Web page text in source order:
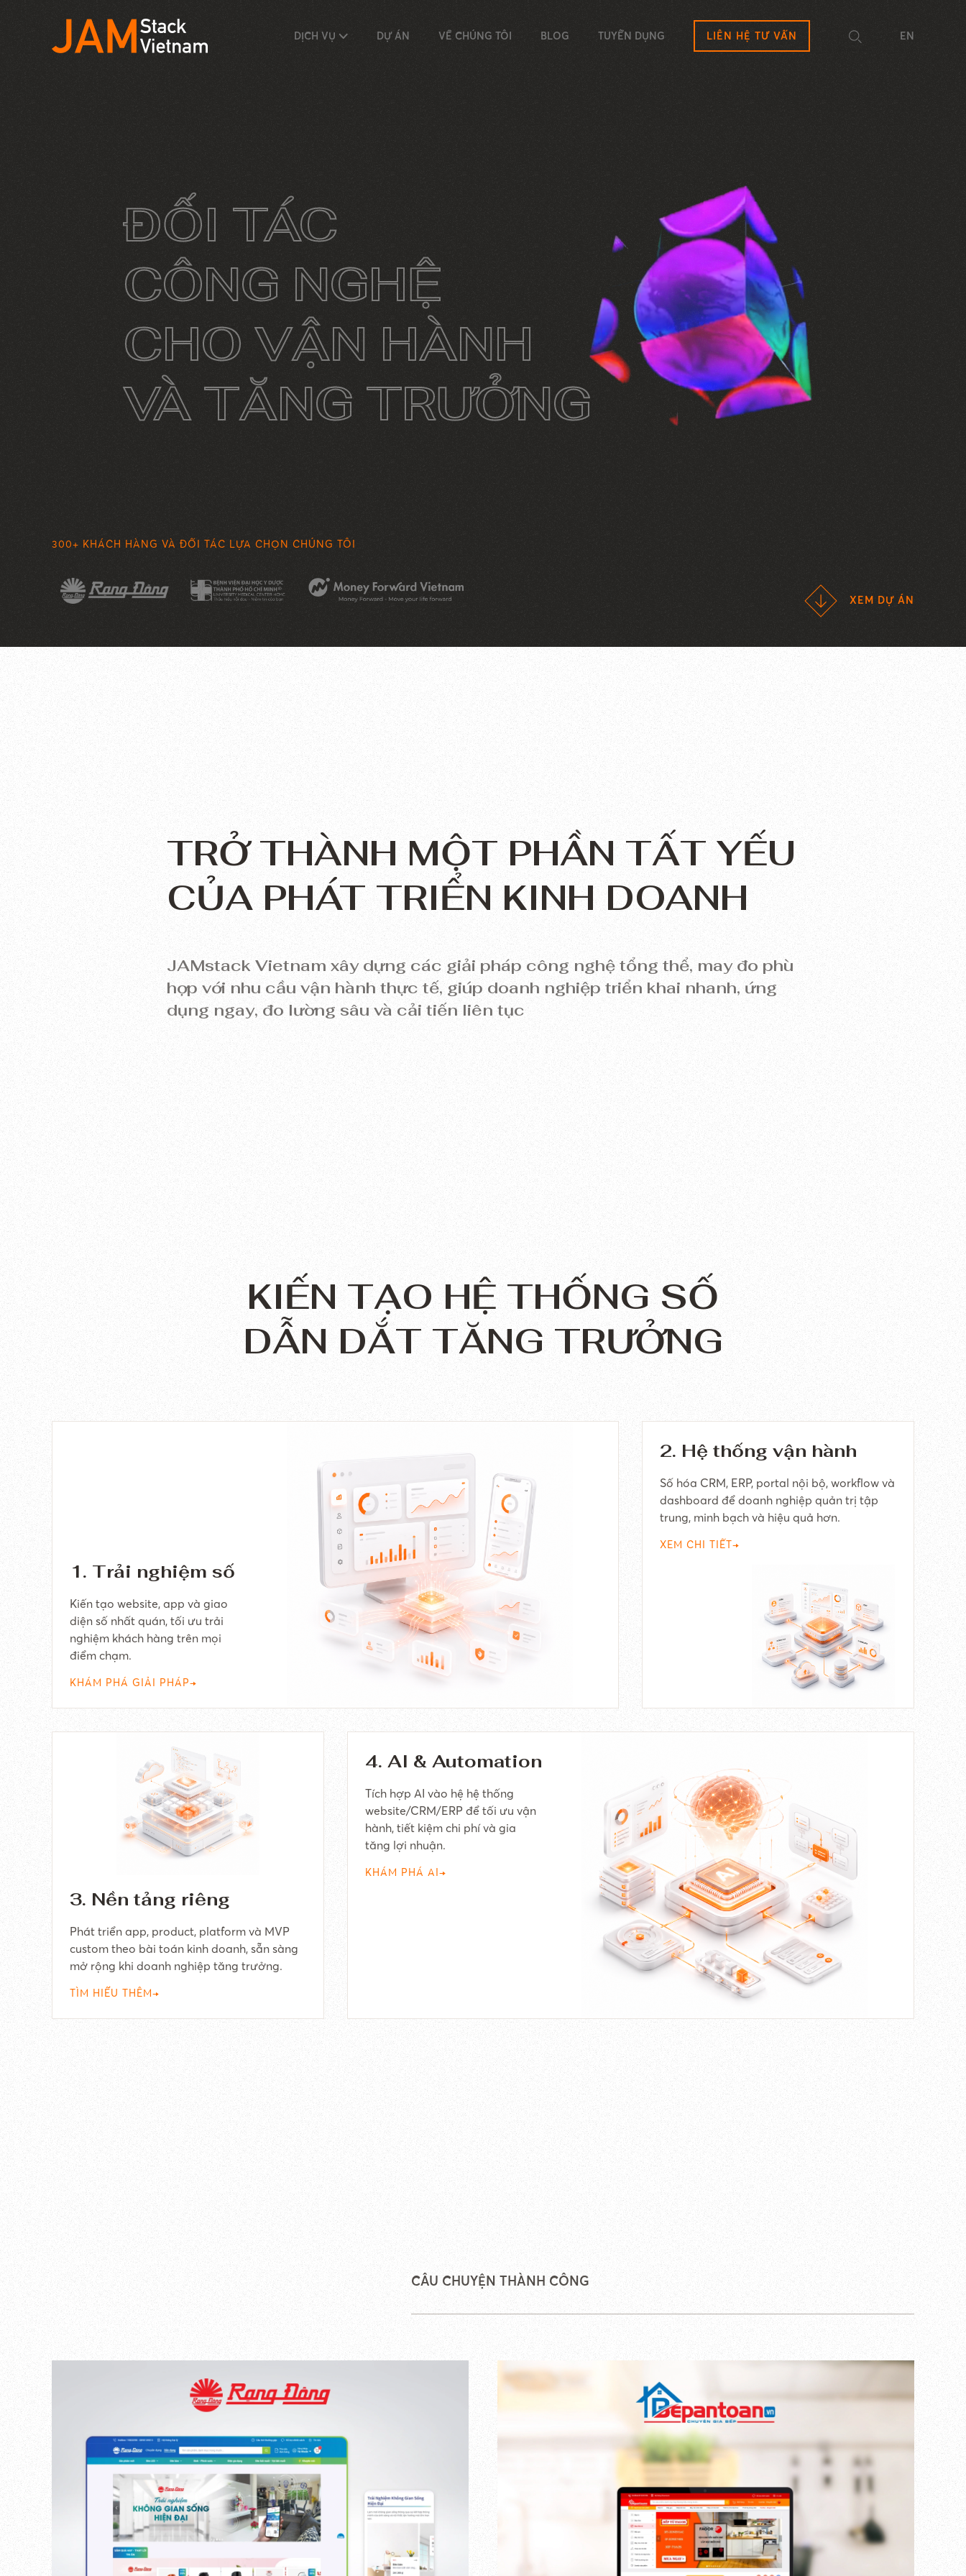
DỊCH VỤ DỰ ÁN VỀ CHÚNG TÔI BLOG TUYỂN DỤNG LIÊN HỆ TƯ VẤN EN
ĐỐI TÁC
CÔNG NGHỆ
CHO VẬN HÀNH
VÀ TĂNG TRƯỞNG
300+ KHÁCH HÀNG VÀ ĐỐI TÁC LỰA CHỌN CHÚNG TÔI
XEM DỰ ÁN
TRỞ THÀNH MỘT PHẦN TẤT YẾU
CỦA PHÁT TRIỂN KINH DOANH
JAMstack Vietnam xây dựng các giải pháp công nghệ tổng thể, may đo phù
hợp với nhu cầu vận hành thực tế, giúp doanh nghiệp triển khai nhanh, ứng
dụng ngay, đo lường sâu và cải tiến liên tục
KIẾN TẠO HỆ THỐNG SỐ
DẪN DẮT TĂNG TRƯỞNG
1. Trải nghiệm số
Kiến tạo website, app và giao
diện số nhất quán, tối ưu trải
nghiệm khách hàng trên mọi
điểm chạm.
KHÁM PHÁ GIẢI PHÁP→
2. Hệ thống vận hành
Số hóa CRM, ERP, portal nội bộ, workflow và
dashboard để doanh nghiệp quản trị tập
trung, minh bạch và hiệu quả hơn.
XEM CHI TIẾT→
3. Nền tảng riêng
Phát triển app, product, platform và MVP
custom theo bài toán kinh doanh, sẵn sàng
mở rộng khi doanh nghiệp tăng trưởng.
TÌM HIỂU THÊM→
4. AI & Automation
Tích hợp AI vào hệ hệ thống
website/CRM/ERP để tối ưu vận
hành, tiết kiệm chi phí và gia
tăng lợi nhuận.
KHÁM PHÁ AI→
CÂU CHUYỆN THÀNH CÔNG